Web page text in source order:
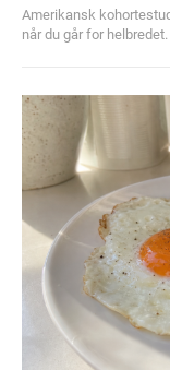
Amerikansk
når du går for helbredet.